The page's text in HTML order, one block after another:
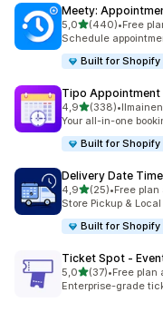
Meety:
5,0/ 5 tähteä
(440)
440 arvostelua
•Free
Schedule
Built for Shopify
Tipo Appointment
4,9/ 5 tähteä
(338)
338 arvostelua
•
Your all-in-one
Built for Shopify
Delivery Date
4,9/ 5 tähteä
(25)
25 arvostelua
•Free
Store Pickup &
Built for Shopify
Ticket Spot ‑
5,0/ 5 tähteä
(37)
37 arvostelua
•Free plan
Enterprise-grade